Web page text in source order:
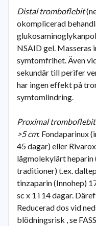
Distal tromboflebit
okomplicerad
NSAID gel. Masseras
symtomfrihet. Även
sekundär till perifer
har ingen effekt på
symtomlindring.
Proximal tromboflebit
>5 cm: Fondaparinux
45 dagar) eller
lågmolekylärt
traditioner) t.ex.
tinzaparin (Innohep)
sc x 1 i 14 dagar.
Reducerad dos vid
blödningsrisk , se